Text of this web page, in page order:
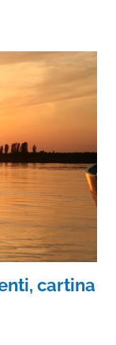
cartina